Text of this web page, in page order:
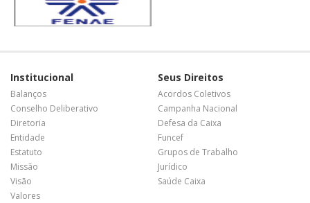
Institucional
Balanços
Conselho Deliberativo
Diretoria
Entidade
Estatuto
Missão
Visão
Valores
Seus Direitos
Acordos Coletivos
Campanha Nacional
Defesa da Caixa
Funcef
Grupos de Trabalho
Jurídico
Saúde Caixa